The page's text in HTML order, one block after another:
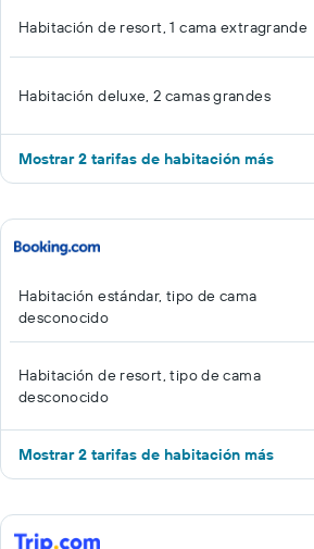
Habitación de resort, 1 cama extragrande
Habitación deluxe, 2 camas grandes
Mostrar 2 tarifas de habitación más
Habitación estándar, tipo de cama
desconocido
Habitación de resort, tipo de cama
desconocido
Mostrar 2 tarifas de habitación más